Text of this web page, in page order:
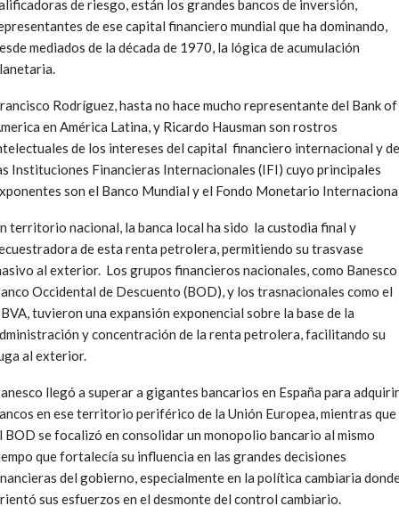
de riesgo, están los grandes bancos de inversión,
de ese capital financiero mundial que ha dominando,
mediados de la década de 1970, la lógica de acumulación
Rodríguez, hasta no hace mucho representante del Bank of
en América Latina, y Ricardo Hausman son rostros
de los intereses del capital financiero internacional y de
Instituciones Financieras Internacionales (IFI) cuyo principales
son el Banco Mundial y el Fondo Monetario
territorio nacional, la banca local ha sido la custodia final y
de esta renta petrolera, permitiendo su trasvase
al exterior. Los grupos financieros nacionales, como
Occidental de Descuento (BOD), y los trasnacionales como el
tuvieron una expansión exponencial sobre la base de la
y concentración de la renta petrolera, facilitando su
al exterior.
llegó a superar a gigantes bancarios en España para adquirir
en ese territorio periférico de la Unión Europea, mientras que
BOD se focalizó en consolidar un monopolio bancario al mismo
que fortalecía su influencia en las grandes decisiones
del gobierno, especialmente en la política cambiaria
sus esfuerzos en el desmonte del control cambiario.